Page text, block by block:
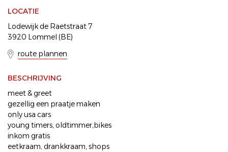
LOCATIE
Lodewijk de Raetstraat 7
3920 Lommel (BE)
route plannen
BESCHRIJVING
meet & greet
gezellig een praatje maken
only usa cars
young timers, oldtimmer,bikes
inkom gratis
eetkraam, drankkraam, shops